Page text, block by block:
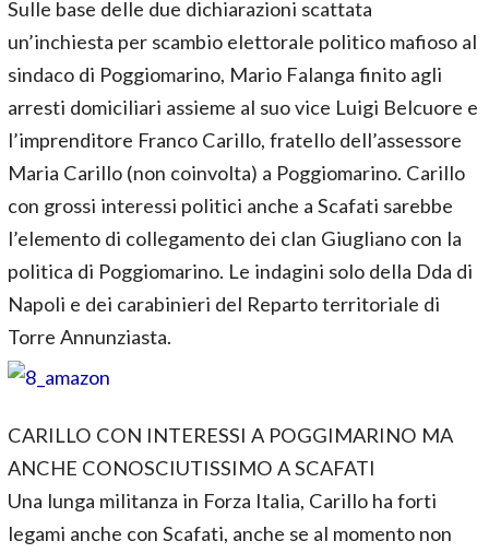
Sulle base delle due dichiarazioni scattata
un’inchiesta per scambio elettorale politico mafioso al
sindaco di Poggiomarino, Mario Falanga finito agli
arresti domiciliari assieme al suo vice Luigi Belcuore e
l’imprenditore Franco Carillo, fratello dell’assessore
Maria Carillo (non coinvolta) a Poggiomarino. Carillo
con grossi interessi politici anche a Scafati sarebbe
l’elemento di collegamento dei clan Giugliano con la
politica di Poggiomarino. Le indagini solo della Dda di
Napoli e dei carabinieri del Reparto territoriale di
Torre Annunziasta.
CARILLO CON INTERESSI A POGGIMARINO MA
ANCHE CONOSCIUTISSIMO A SCAFATI
Una lunga militanza in Forza Italia, Carillo ha forti
legami anche con Scafati, anche se al momento non